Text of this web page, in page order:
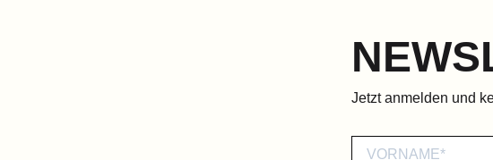
Jetzt anmelden und